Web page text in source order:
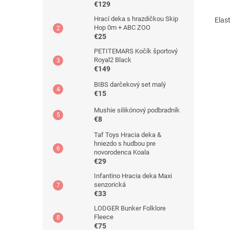
€129
Hrací deka s hrazdičkou Skip
Hop 0m + ABC ZOO
€25
PETITEMARS Kočík športový
Royal2 Black
€149
BIBS darčekový set malý
€15
Mushie silikónový podbradník
€8
Taf Toys Hracia deka &
hniezdo s hudbou pre
novorodenca Koala
€29
Infantino Hracia deka Maxi
senzorická
€33
LODGER Bunker Folklore
Fleece
€75